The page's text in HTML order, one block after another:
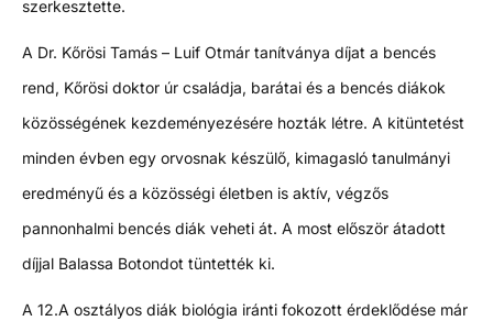
szerkesztette.
A Dr. Kőrösi Tamás – Luif Otmár tanítványa díjat a bencés
rend, Kőrösi doktor úr családja, barátai és a bencés diákok
közösségének kezdeményezésére hozták létre. A kitüntetést
minden évben egy orvosnak készülő, kimagasló tanulmányi
eredményű és a közösségi életben is aktív, végzős
pannonhalmi bencés diák veheti át. A most először átadott
díjjal Balassa Botondot tüntették ki.
A 12.A osztályos diák biológia iránti fokozott érdeklődése már